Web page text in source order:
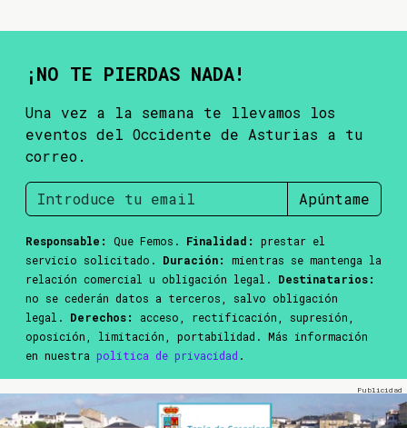
¡NO TE PIERDAS NADA!
Una vez a la semana te llevamos los
eventos del Occidente de Asturias a tu
correo.
Apúntame
Responsable: Que Femos. Finalidad:
prestar el
servicio solicitado. Duración:
mientras se mantenga la
relación comercial u obligación legal. Destinatarios:
no se cederán datos a terceros, salvo obligación
legal. Derechos:
acceso, rectificación, supresión,
oposición, limitación, portabilidad. Más información
en nuestra política de privacidad .